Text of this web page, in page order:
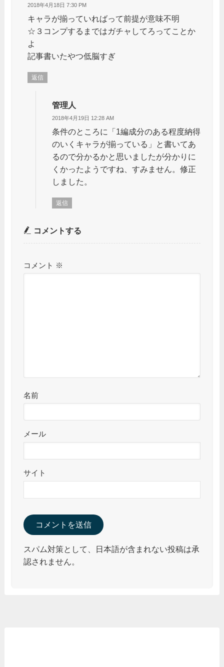
2018年4月18日 7:30 PM
キャラが揃っていればって前提が意味不明
☆３コンプするまではガチャしてろってことか
よ
記事書いたやつ低脳すぎ
返信
管理人
2018年4月19日 12:28 AM
条件のところに「1編成分のある程度納得
のいくキャラが揃っている」と書いてあ
るので分かるかと思いましたが分かりに
くかったようですね、すみません。修正
しました。
返信
コメントする
コメント ※
名前
メール
サイト
スパム対策として、日本語が含まれない投稿は承
認されません。